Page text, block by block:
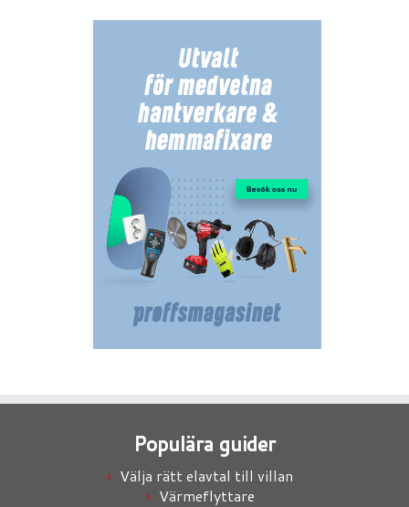
Populära guider
Välja rätt elavtal till villan
Värmeflyttare